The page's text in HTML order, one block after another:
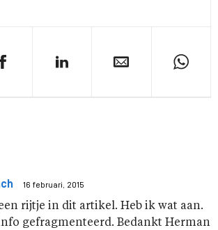
16 februari, 2015
rijtje in dit artikel. Heb ik wat aan.
gefragmenteerd. Bedankt Herman